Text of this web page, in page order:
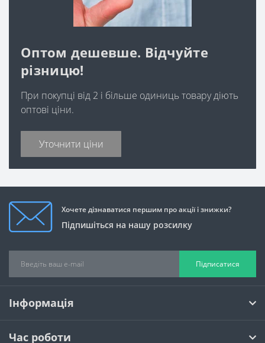
Оптом дешевше. Відчуйте
різницю!
При покупці від 2 і більше одиниць товару діють
оптові ціни.
Уточнити ціни
Хочете дізнаватися першим про акції і знижки?
Підпишіться на нашу розсилку
Підписатися
Інформація
Час роботи